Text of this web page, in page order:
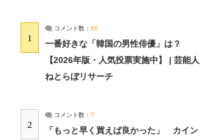
1
コメント数： 21
一番好きな「韓国の男性俳優」は？
【2026年版・人気投票実施中】 | 芸能人
ねとらぼリサーチ
2
コメント数： 7
「もっと早く買えば良かった」 カイン